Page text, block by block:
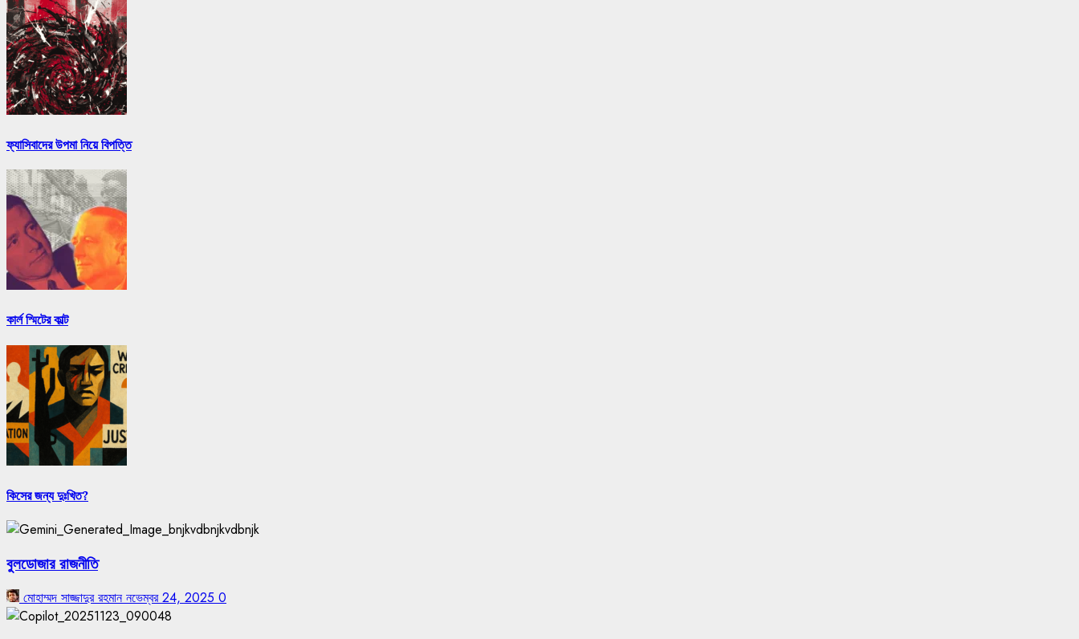
ফ্যাসিবাদের উপমা নিয়ে বিপত্তি
কার্ল স্মিটের কাল্ট
কিসের জন্য দুঃখিত?
বুলডোজার রাজনীতি
মোহাম্মদ সাজ্জাদুর রহমাননভেম্বর 24, 2025 0